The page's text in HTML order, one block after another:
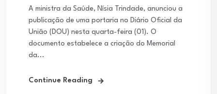
A ministra da Saúde, Nísia Trindade, anunciou a
publicação de uma portaria no Diário Oficial da
União (DOU) nesta quarta-feira (01). O
documento estabelece a criação do Memorial
da...
Continue Reading